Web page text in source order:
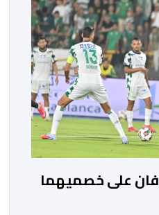
كل […]
على خصميهما